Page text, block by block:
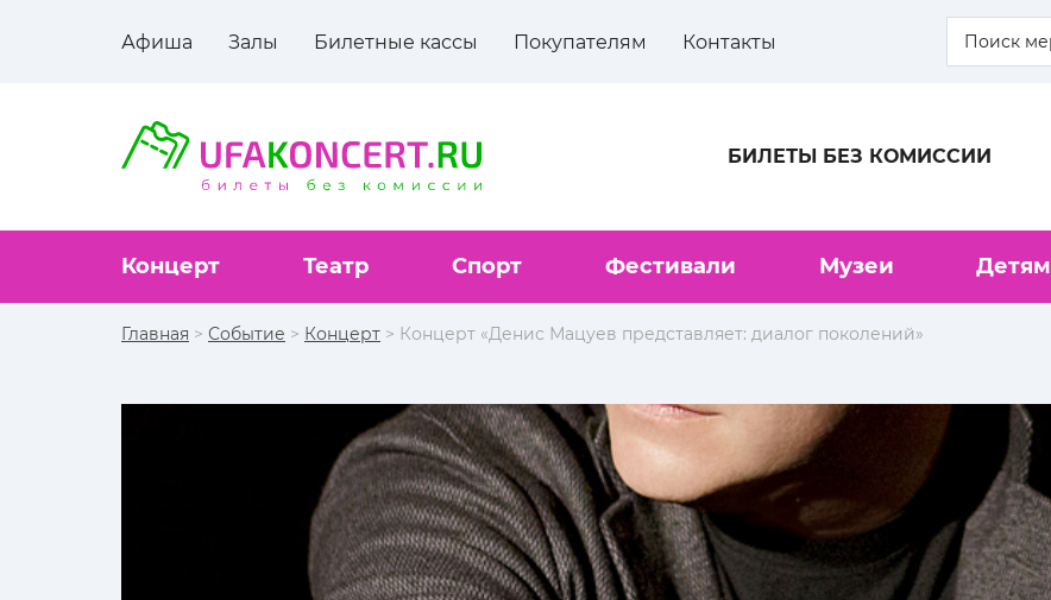
Афиша Залы Билетные кассы Покупателям Контакты
БИЛЕТЫ БЕЗ КОМИССИИ
Концерт Театр Спорт Фестивали Музеи Детям
Главная > Событие > Концерт > Концерт «Денис Мацуев представляет: диалог поколений»